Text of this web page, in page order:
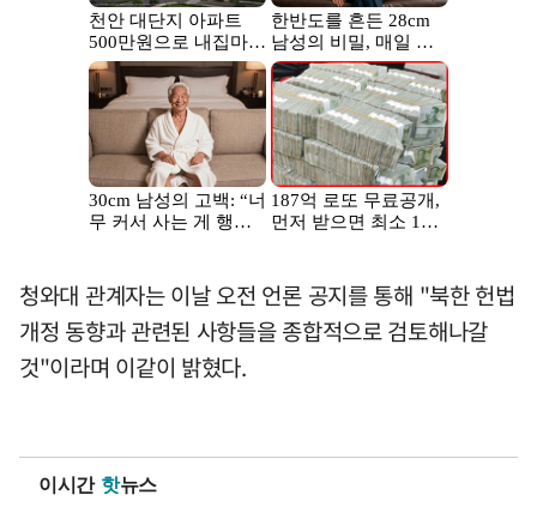
청와대 관계자는 이날 오전 언론 공지를 통해 "북한 헌법
개정 동향과 관련된 사항들을 종합적으로 검토해나갈
것"이라며 이같이 밝혔다.
이시간 핫뉴스